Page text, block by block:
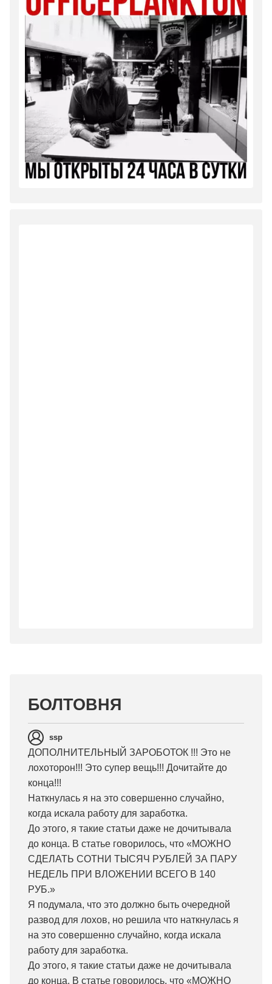
БОЛТОВНЯ
ssp
ДОПОЛНИТЕЛЬНЫЙ ЗАРОБОТОК !!! Это не
лохоторон!!! Это супер вещь!!! Дочитайте до
конца!!!
Наткнулась я на это совершенно случайно,
когда искала работу для заработка.
До этого, я такие статьи даже не дочитывала
до конца. В статье говорилось, что «МОЖНО
СДЕЛАТЬ СОТНИ ТЫСЯЧ РУБЛЕЙ ЗА ПАРУ
НЕДЕЛЬ ПРИ ВЛОЖЕНИИ ВСЕГО В 140
РУБ.»
Я подумала, что это должно быть очередной
развод для лохов, но решила что наткнулась я
на это совершенно случайно, когда искала
работу для заработка.
До этого, я такие статьи даже не дочитывала
до конца. В статье говорилось, что «МОЖНО